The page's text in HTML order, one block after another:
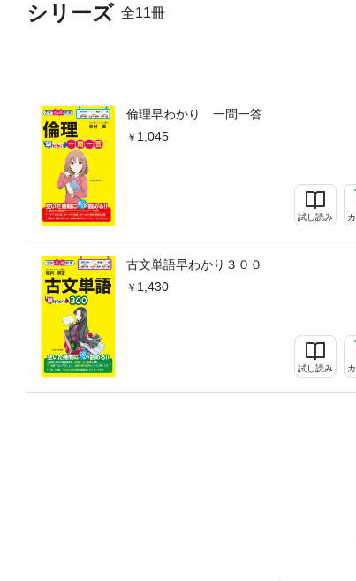
シリーズ 全11冊
倫理早わかり 一問一答
1,045
試し読み
古文単語早わかり３００
1,430
試し読み